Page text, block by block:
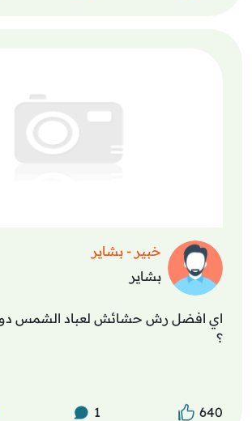
خبير - بشاير
بشاير
اي افضل رش حشائش لعباد الشمس
؟
640
1